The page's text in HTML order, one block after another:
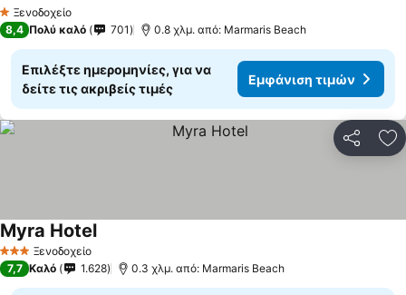
1 Αστέρια
Ξενοδοχείο
8,4 Πολύ καλό 701 0.8 χλμ. από: Marmaris Beach
Επιλέξτε ημερομηνίες, για να
δείτε τις ακριβείς τιμές
Εμφάνιση τιμών
3 ΑστέριαΞενοδοχείο
Myra Hotel
7,7 Καλό 1.628 0.3 χλμ. από: Marmaris Beach